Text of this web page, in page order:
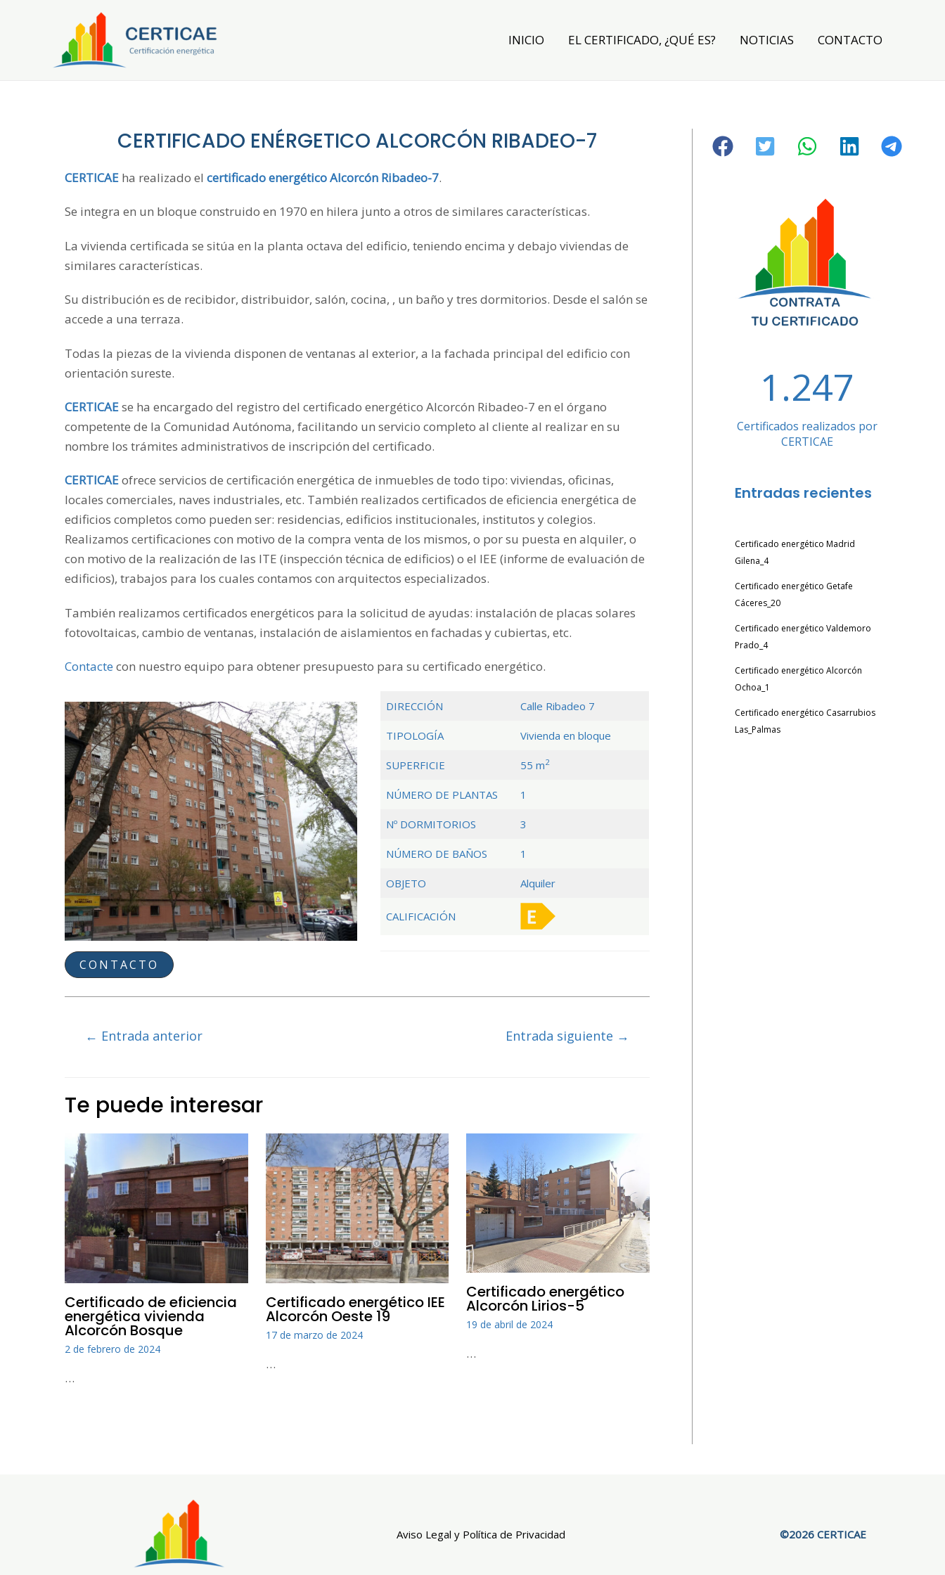
INICIO EL CERTIFICADO, ¿QUÉ ES? NOTICIAS CONTACTO
CERTIFICADO ENÉRGETICO ALCORCÓN RIBADEO-7
CERTICAE ha realizado el certificado energético Alcorcón Ribadeo-7.
Se integra en un bloque construido en 1970 en hilera junto a otros de similares características.
La vivienda certificada se sitúa en la planta octava del edificio, teniendo encima y debajo viviendas de
similares características.
Su distribución es de recibidor, distribuidor, salón, cocina, , un baño y tres dormitorios. Desde el salón se
accede a una terraza.
Todas la piezas de la vivienda disponen de ventanas al exterior, a la fachada principal del edificio con
orientación sureste.
CERTICAEse ha encargado del registro del certificado energético Alcorcón Ribadeo-7 en el órgano
competente de la Comunidad Autónoma, facilitando un servicio completo al cliente al realizar en su
nombre los trámites administrativos de inscripción del certificado.
CERTICAEofrece servicios de certificación energética de inmuebles de todo tipo: viviendas, oficinas,
locales comerciales, naves industriales, etc. También realizados certificados de eficiencia energética de
edificios completos como pueden ser: residencias, edificios institucionales, institutos y colegios.
Realizamos certificaciones con motivo de la compra venta de los mismos, o por su puesta en alquiler, o
con motivo de la realización de las ITE (inspección técnica de edificios) o el IEE (informe de evaluación de
edificios), trabajos para los cuales contamos con arquitectos especializados.
También realizamos certificados energéticos para la solicitud de ayudas: instalación de placas solares
fotovoltaicas, cambio de ventanas, instalación de aislamientos en fachadas y cubiertas, etc.
Contacte con nuestro equipo para obtener presupuesto para su certificado energético.
DIRECCIÓN Calle Ribadeo 7
TIPOLOGÍA Vivienda en bloque
SUPERFICIE 55 m2
NÚMERO DE PLANTAS 1
Nº DORMITORIOS 3
NÚMERO DE BAÑOS 1
OBJETO Alquiler
CALIFICACIÓN
CONTACTO
Navegación
← Entrada anterior Entrada siguiente →
Te puede interesar
Certificado de eficiencia
energética vivienda
Alcorcón Bosque
2 de febrero de 2024
…
Certificado energético IEE
Alcorcón Oeste 19
17 de marzo de 2024
…
Certificado energético
Alcorcón Lirios-5
19 de abril de 2024
…
1.247
Certificados realizados por
CERTICAE
Entradas recientes
Certificado energético Madrid
Gilena_4
Certificado energético Getafe
Cáceres_20
Certificado energético Valdemoro
Prado_4
Certificado energético Alcorcón
Ochoa_1
Certificado energético Casarrubios
Las_Palmas
Aviso Legal y Política de Privacidad ©2026 CERTICAE